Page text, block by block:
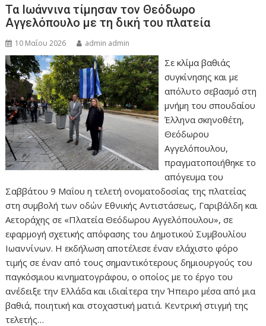
Τα Ιωάννινα τίμησαν τον Θεόδωρο
Αγγελόπουλο με τη δική του πλατεία
10 Μαΐου 2026 admin admin
Σε κλίμα βαθιάς
συγκίνησης και με
απόλυτο σεβασμό στη
μνήμη του σπουδαίου
Έλληνα σκηνοθέτη,
Θεόδωρου
Αγγελόπουλου,
πραγματοποιήθηκε το
απόγευμα του
Σαββάτου 9 Μαΐου η τελετή ονοματοδοσίας της πλατείας
στη συμβολή των οδών Εθνικής Αντιστάσεως, Γαριβάλδη και
Αετοράχης σε «Πλατεία Θεόδωρου Αγγελόπουλου», σε
εφαρμογή σχετικής απόφασης του Δημοτικού Συμβουλίου
Ιωαννίνων. Η εκδήλωση αποτέλεσε έναν ελάχιστο φόρο
τιμής σε έναν από τους σημαντικότερους δημιουργούς του
παγκόσμιου κινηματογράφου, ο οποίος με το έργο του
ανέδειξε την Ελλάδα και ιδιαίτερα την Ήπειρο μέσα από μια
βαθιά, ποιητική και στοχαστική ματιά. Κεντρική στιγμή της
τελετής…